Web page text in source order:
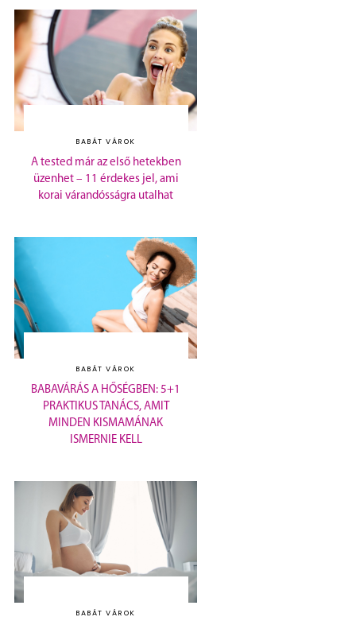
BABÁT VÁROK
A tested már az első hetekben
üzenhet – 11 érdekes jel, ami
korai várandósságra utalhat
BABÁT VÁROK
BABAVÁRÁS A HŐSÉGBEN: 5+1
PRAKTIKUS TANÁCS, AMIT
MINDEN KISMAMÁNAK
ISMERNIE KELL
BABÁT VÁROK